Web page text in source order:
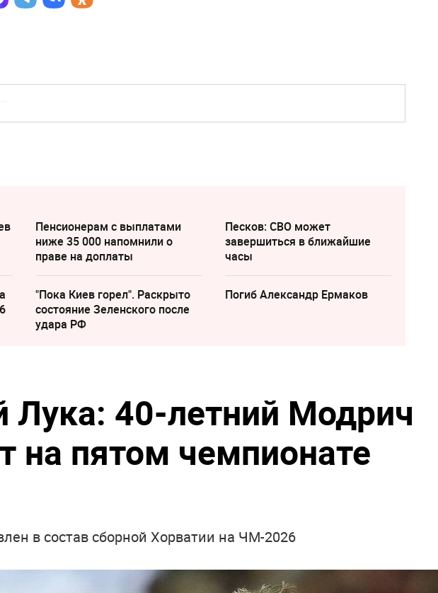
Пенсионерам с выплатами
ниже 35 000 напомнили о
праве на доплаты
Песков: СВО может
завершиться в ближайшие
часы
"Пока Киев горел". Раскрыто
состояние Зеленского после
удара РФ
Погиб Александр Ермаков
Лука: 40-летний Модрич
на пятом чемпионате
в состав сборной Хорватии на ЧМ-2026